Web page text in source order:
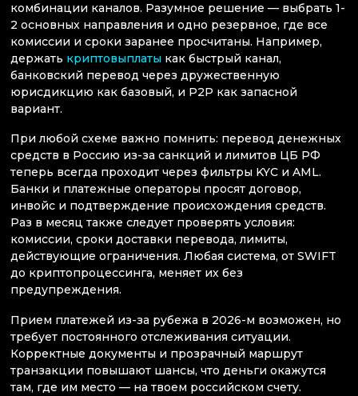
комбинации каналов. Разумное решение — выбрать 1-
2 основных направления и одно резервное, где все
комиссии и сроки заранее просчитаны. Например,
держать криптовыплаты как быстрый канал,
банковский перевод через дружественную
юрисдикцию как базовый, и P2P как запасной
вариант.
При любой схеме важно помнить: перевод денежных
средств в Россию из-за санкций и лимитов ЦБ РФ
теперь всегда проходит через фильтры KYC и AML.
Банки и платежные операторы просят договор,
инвойс и подтверждение происхождения средств.
Раз в месяц также следует проверять условия:
комиссии, сроки доставки перевода, лимиты,
действующие ограничения. Любая система, от SWIFT
до криптопроцессинга, меняет их без
предупреждения.
Прием платежей из-за рубежа в 2026-м возможен, но
требует постоянного отслеживания ситуации.
Корректные документы и прозрачный маршрут
транзакции повышают шансы, что деньги окажутся
там, где им место — на твоем российском счету.